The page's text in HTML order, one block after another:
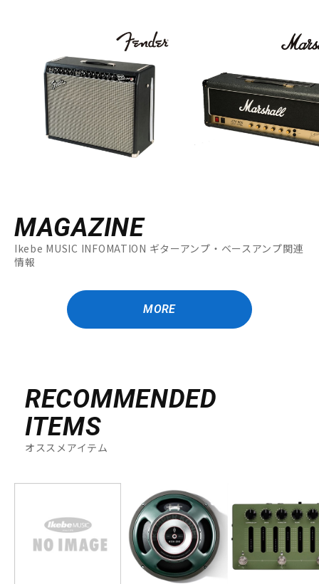
MAGAZINE
Ikebe MUSIC INFOMATION ギターアンプ・ベースアンプ関連
情報
MORE
RECOMMENDED
ITEMS
オススメアイテム